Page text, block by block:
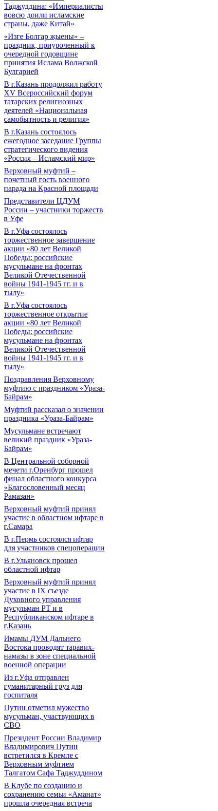
Таджуддина: «Империалисты
вовсю доили исламские
страны, даже Китай»
«Изге Болгар җыены» –
праздник, приуроченный к
очередной годовщине
принятия Ислама Волжской
Булгарией
В г.Казань продолжил работу
XV Всероссийский форум
татарских религиозных
деятелей «Национальная
самобытность и религия»
В г.Казань состоялось
ежегодное заседание Группы
стратегического видения
«Россия – Исламский мир»
Верховный муфтий –
почетный гость военного
парада на Красной площади
Представители ЦДУМ
России – участники торжеств
в Уфе
В г.Уфа состоялось
торжественное завершение
акции «80 лет Великой
Победы: российские
мусульмане на фронтах
Великой Отечественной
войны 1941-1945 гг. и в
тылу»
В г.Уфа состоялось
торжественное открытие
акции «80 лет Великой
Победы: российские
мусульмане на фронтах
Великой Отечественной
войны 1941-1945 гг. и в
тылу»
Поздравления Верховному
муфтию с праздником «Ураза-
Байрам»
Муфтий рассказал о значении
праздника «Ураза-Байрам»
Мусульмане встречают
великий праздник «Ураза-
Байрам»
В Центральной соборной
мечети г.Оренбург прошел
финал областного конкурса
«Благословенный месяц
Рамазан»
Верховный муфтий принял
участие в областном ифтаре в
г.Самара
В г.Пермь состоялся ифтар
для участников спецоперации
В г.Ульяновск прошел
областной ифтар
Верховный муфтий принял
участие в IХ съезде
Духовного управления
мусульман РТ и в
Республиканском ифтаре в
г.Казань
Имамы ДУМ Дальнего
Востока проводят таравих-
намазы в зоне специальной
военной операции
Из г.Уфа отправлен
гуманитарный груз для
госпиталя
Путин отметил мужество
мусульман, участвующих в
СВО
Президент России Владимир
Владимирович Путин
встретился в Кремле с
Верховным муфтием
Талгатом Сафа Таджуддином
В Клубе по созданию и
сохранению семьи «Аманат»
прошла очередная встреча